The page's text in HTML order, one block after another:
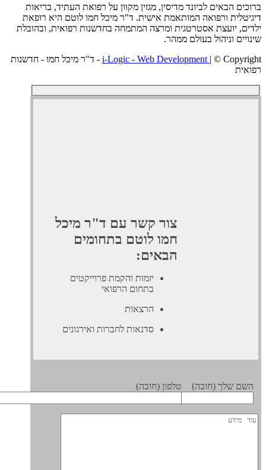
הבאים לביונד מדיסין, מגזין מקוון על רפואת העתיד, בריאות
ורפואה המותאמת אישית. ד"ר מיכל חמו לוטם היא רופאת
יועצת אסטרטגית ומרצה המתמחה בחדשנות רפואית, ובהובלת
וניהול בעולם ממהר.
i-Logic - Web Development| © Copyright - ד"ר מיכל חמו - חדשנות
צור קשר עם ד"ר מיכל
חמו לוטם בתחומים
הבאים:
יזמות והקמת פרוייקטים
בתחום הרפואי
הרצאות
סדנאות לחברות ואירגונים
שלך (חובה) טלפון (חובה)